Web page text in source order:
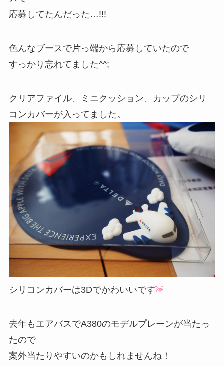
応募してたんだった…!!!
色んなブースで片っ端から応募していたので
すっかり忘れてました^^;
クリアファイル、ミニクッション、カップのシリ
コンカバーが入ってました。
シリコンカバーは3Dでかわいいです
去年もエアバスでA380のモデルプレーンが当たっ
たので
案外当たりやすいのかもしれませんね！